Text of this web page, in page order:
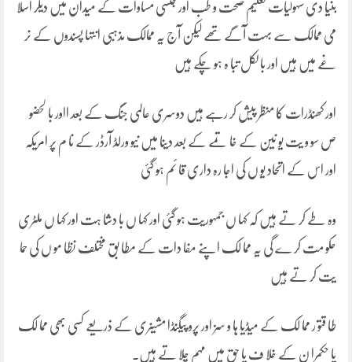
بنیا دی سہولیات تعلیم صحت و طب اور جنسی مساوات کے میدان میں دیگر اسلا
می ممالک سے بہت آگے تھے لیکن آج یہ ممالک مذہبی انتہا پسندوں کے نر
غے میں ہیں اور با لکل تبا ہ ہو چکے ہیں
اور کھنڈرات کا منظر پیش کر رہے ہیں دوسری عالمی جنگ کے بعد ااور با لحضو
ص سو و یت یو نین کے خا تمے کے بعد دینا میں نیو ورلڈ آرڈر کے نا م پر امریکہ
اور اس کے اتحاد یو ں کی اجا رہ داری قا ئم ہو گئی
وہ طے کر تے ہیں کہ کہا ں جمہوریت ہو گئی اور کہا ں با دشا ہت اور کہا ں ملٹری
حکو مت کر ے گی یہ مما لک اپنے مفا دات کے مطا بق مختلف نظا مو ں کی حما
یت کر تے ہیں
طا قتو ر مما لک کے میڈیا ہا و سز اور پرو پیگنڈا مشینری کے ذریعے کسی بھی مما لک
یا حکمرا ن کے خلا ف یا حق میں مہم چلا تے ہیں۔